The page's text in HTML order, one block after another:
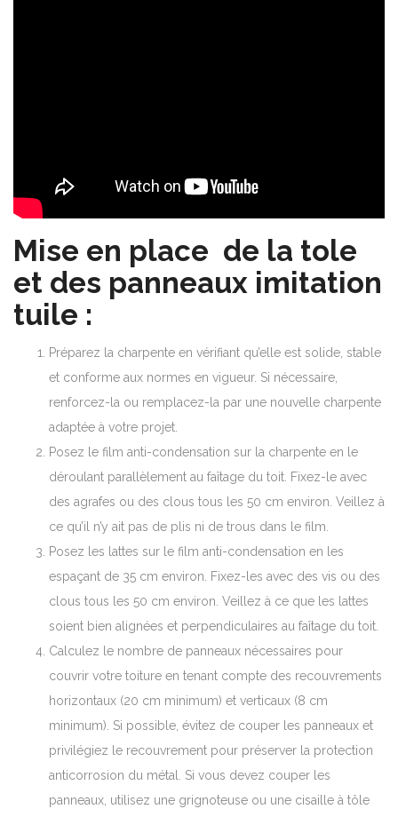
Mise en place de la tole
et des panneaux imitation
tuile :
Préparez la charpente en vérifiant qu’elle est solide, stable
et conforme aux normes en vigueur. Si nécessaire,
renforcez-la ou remplacez-la par une nouvelle charpente
adaptée à votre projet.
Posez le film anti-condensation sur la charpente en le
déroulant parallèlement au faîtage du toit. Fixez-le avec
des agrafes ou des clous tous les 50 cm environ. Veillez à
ce qu’il n’y ait pas de plis ni de trous dans le film.
Posez les lattes sur le film anti-condensation en les
espaçant de 35 cm environ. Fixez-les avec des vis ou des
clous tous les 50 cm environ. Veillez à ce que les lattes
soient bien alignées et perpendiculaires au faîtage du toit.
Calculez le nombre de panneaux nécessaires pour
couvrir votre toiture en tenant compte des recouvrements
horizontaux (20 cm minimum) et verticaux (8 cm
minimum). Si possible, évitez de couper les panneaux et
privilégiez le recouvrement pour préserver la protection
anticorrosion du métal. Si vous devez couper les
panneaux, utilisez une grignoteuse ou une cisaille à tôle